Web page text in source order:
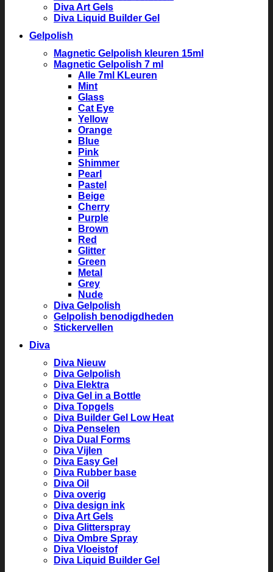
Diva Art Gels
Diva Liquid Builder Gel
Gelpolish
Magnetic Gelpolish kleuren 15ml
Magnetic Gelpolish 7 ml
Alle 7ml KLeuren
Mint
Glass
Cat Eye
Yellow
Orange
Blue
Pink
Shimmer
Pearl
Pastel
Beige
Cherry
Purple
Brown
Red
Glitter
Green
Metal
Grey
Nude
Diva Gelpolish
Gelpolish benodigdheden
Stickervellen
Diva
Diva Nieuw
Diva Gelpolish
Diva Elektra
Diva Gel in a Bottle
Diva Topgels
Diva Builder Gel Low Heat
Diva Penselen
Diva Dual Forms
Diva Vijlen
Diva Easy Gel
Diva Rubber base
Diva Oil
Diva overig
Diva design ink
Diva Art Gels
Diva Glitterspray
Diva Ombre Spray
Diva Vloeistof
Diva Liquid Builder Gel